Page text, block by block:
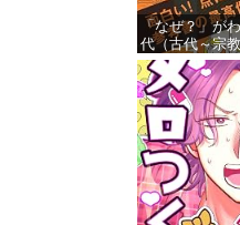
「なぜ？」が
代（古代～宗